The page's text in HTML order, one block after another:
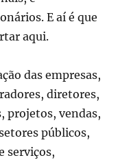
E aí é que
aqui.
das empresas,
diretores,
projetos, vendas,
públicos,
serviços,